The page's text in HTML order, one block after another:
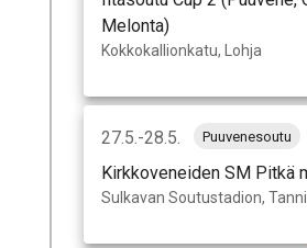
Melonta)
Kokkokallionkatu, Lohja
27.5.-28.5. Puuvenesoutu
Kirkkoveneiden SM Pitkä
Sulkavan Soutustadion,